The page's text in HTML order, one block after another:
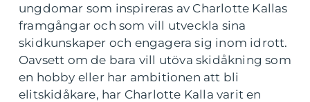
ungdomar som inspireras av Charlotte Kallas
framgångar och som vill utveckla sina
skidkunskaper och engagera sig inom idrott.
Oavsett om de bara vill utöva skidåkning som
en hobby eller har ambitionen att bli
elitskidåkare, har Charlotte Kalla varit en